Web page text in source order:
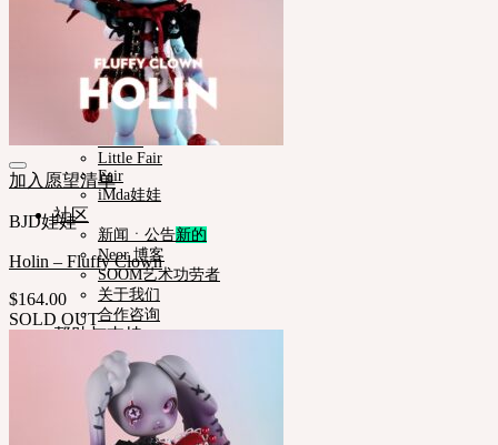
化妆工具
组装工具
修正工具
Neor档案
Pet Doll
Timp
Nappy Choo
Rosette
Little Fair
Fair
iMda娃娃
社区
新闻ㆍ公告
Neor 博客
SOOM艺术功劳者
关于我们
合作咨询
帮助与支持
购物指南
娃娃详细尺寸
娃娃肤色指南
使用说明书
正版编号查询
加入愿望清单
BJD娃娃
Holin – Fluffy Clown
$164.00
SOLD OUT